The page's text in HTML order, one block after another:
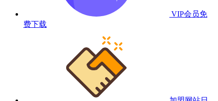
VIP会员免
费下载